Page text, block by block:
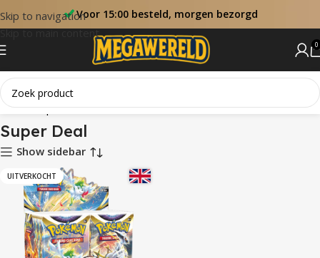
Skip to navigation
Skip to main content
Voor 15:00 besteld, morgen bezorgd
0
Home Super Deal
Super Deal
Show sidebar
UITVERKOCHT